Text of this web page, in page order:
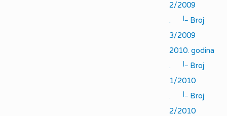
2/2009
.
|_ Broj
3/2009
2010. godina
.
|_ Broj
1/2010
.
|_ Broj
2/2010